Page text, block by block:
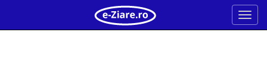
Meniu